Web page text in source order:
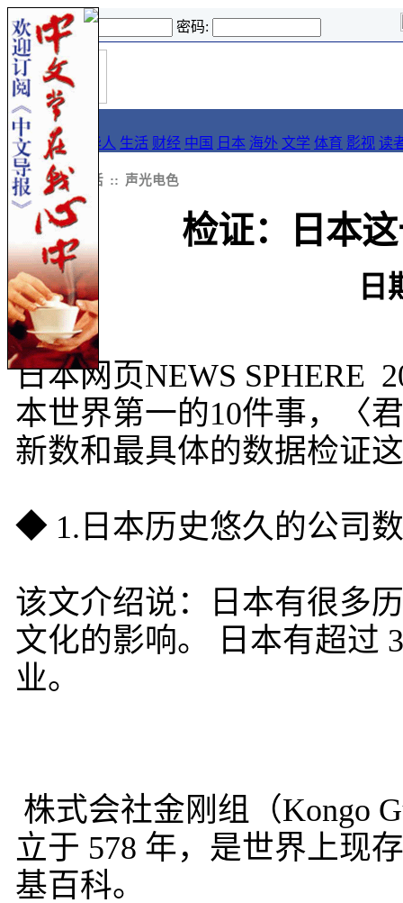
登录名: 密码:
首
页
导报
要闻 论坛 华人 生活 财经 中国 日本 海外 文学 体育 影视 读
::导报:: 生活 :: 声光电色
检证：日本
日
日本网页NEWS SPHERE
本世界第一的10件事，〈
新数和最具体的数据检证
◆ 1.日本历史悠久的公司
该文介绍说：日本有很多
文化的影响。 日本有超过
业。
株式会社金刚组（Kongo
立于 578 年，是世界上现
基百科。